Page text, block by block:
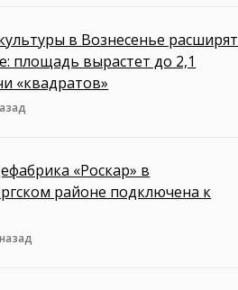
в Вознесенье расширят
площадь вырастет до 2,1
«квадратов»
«Роскар» в
районе подключена к